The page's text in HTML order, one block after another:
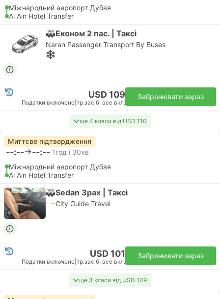
Міжнародний аеропорт Дубая
Al Ain Hotel Transfer
Економ 2 пас. | Таксі
Naran Passenger Transport By Buses
USD 109
Податки включено тр.засіб, все вкл.
Забронювати зараз
ще 4 класи від USD 110
Миттєве підтвердження
--:-- --:-- 1год і 30хв
Міжнародний аеропорт Дубая
Al Ain Hotel Transfer
Sedan 3pax | Таксі
City Guide Travel
USD 101
Податки включено тр.засіб, все вкл.
Забронювати зараз
ще 3 класи від USD 109